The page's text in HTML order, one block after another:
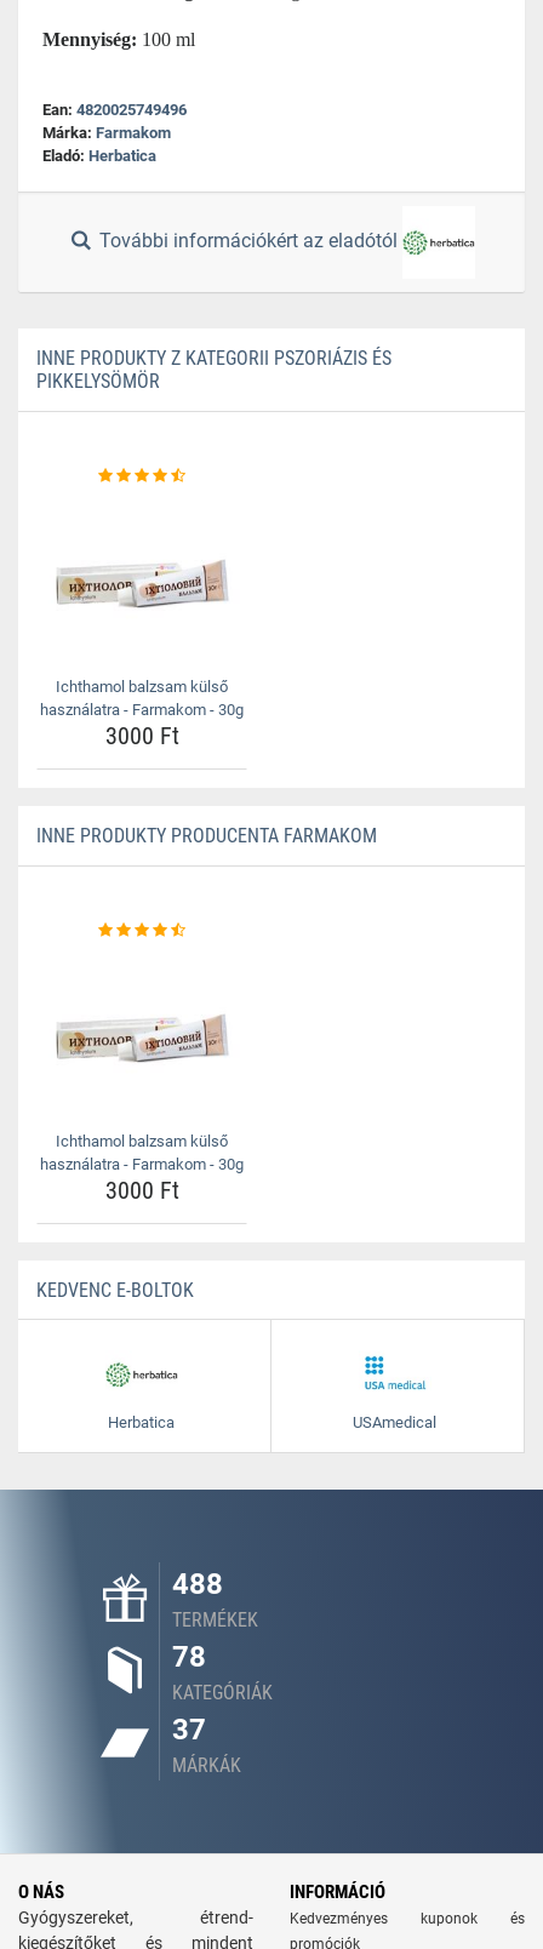
Mennyiség: 100 ml
Ean: 4820025749496
Márka: Farmakom
Eladó: Herbatica
További információkért az eladótól
INNE PRODUKTY Z KATEGORII PSZORIÁZIS ÉS
PIKKELYSÖMÖR
Ichthamol balzsam külső
használatra - Farmakom - 30g
3000 Ft
INNE PRODUKTY PRODUCENTA FARMAKOM
Ichthamol balzsam külső
használatra - Farmakom - 30g
3000 Ft
KEDVENC E-BOLTOK
Herbatica USAmedical
488
TERMÉKEK
78
KATEGÓRIÁK
37
MÁRKÁK
O NÁS
Gyógyszereket, étrend-
kiegészítőket és mindent
INFORMÁCIÓ
Kedvezményes kuponok és
promóciók